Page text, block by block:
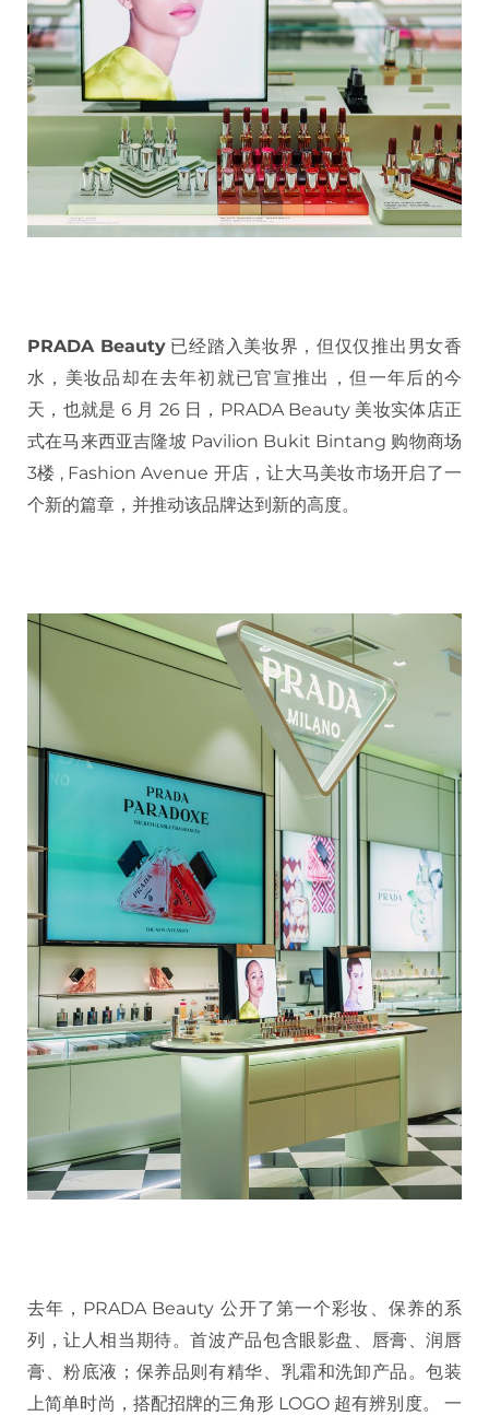
PRADA Beauty已经踏入美妆界，但仅仅推出男女香
水，美妆品却在去年初就已官宣推出，但一年后的今
天，也就是 6 月 26 日，PRADA Beauty 美妆实体店正
式在马来西亚吉隆坡 Pavilion Bukit Bintang 购物商场
3楼 , Fashion Avenue 开店，让大马美妆市场开启了一
个新的篇章，并推动该品牌达到新的高度。
去年，PRADA Beauty 公开了第一个彩妆、保养的系
列，让人相当期待。首波产品包含眼影盘、唇膏、润唇
膏、粉底液；保养品则有精华、乳霜和洗卸产品。包装
上简单时尚，搭配招牌的三角形 LOGO 超有辨别度。 一